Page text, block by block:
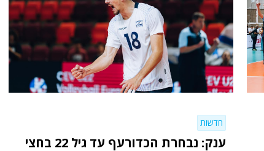
חדשות
ענק: נבחרת הכדורעף עד גיל 22 בחצי